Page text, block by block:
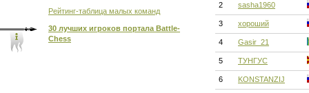
Рейтинг-таблица малых команд
30 лучших игроков портала Battle-
Chess
2 sasha1960
3 хороший
4 Gasir_21
5 ТУНГУС
6 KONSTANZIJ